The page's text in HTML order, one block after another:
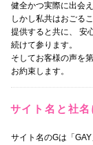
健全かつ実際に出会
しかし私共はおごる
提供すると共に、 安
続けて参ります。
そしてお客様の声を
お約束します。
サイト名と社
サイト名のGは「